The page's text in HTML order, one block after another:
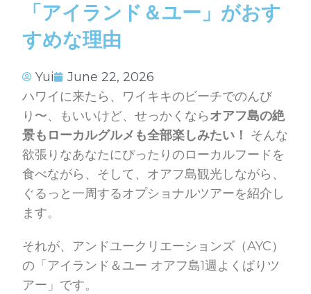
「アイランド＆ユー」がおす
すめな理由
Yui
June 22, 2026
ハワイに来たら、ワイキキのビーチでのんび
り〜、もいいけど、せっかくならオアフ島の絶
景もローカルグルメも全部楽しみたい！ そんな
欲張りなあなたにぴったりのローカルフードを
食べながら、そして、オアフ島観光しながら、
ぐるっと一周するオプショナルツアーを紹介し
ます。
それが、アンドユークリエーションズ（AYC）
の「アイランド＆ユー オアフ島1週よくばりツ
アー」です。